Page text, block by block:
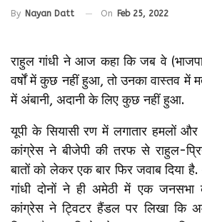
By Nayan Datt On Feb 25, 2022
राहुल गांधी ने आज कहा कि जब वे
वर्षों में कुछ नहीं हुआ, तो उनका वास्तव में
में अंबानी, अदानी के लिए कुछ नहीं हुआ.
यूपी के सियासी रण में लगातार हमलों और
कांग्रेस ने बीजेपी की तरफ से राहुल-
बातों को लेकर एक बार फिर जवाब दिया
गांधी दोनों ने ही अमेठी में एक जनसभा
कांग्रेस ने ट्विटर हैंडल पर लिखा कि